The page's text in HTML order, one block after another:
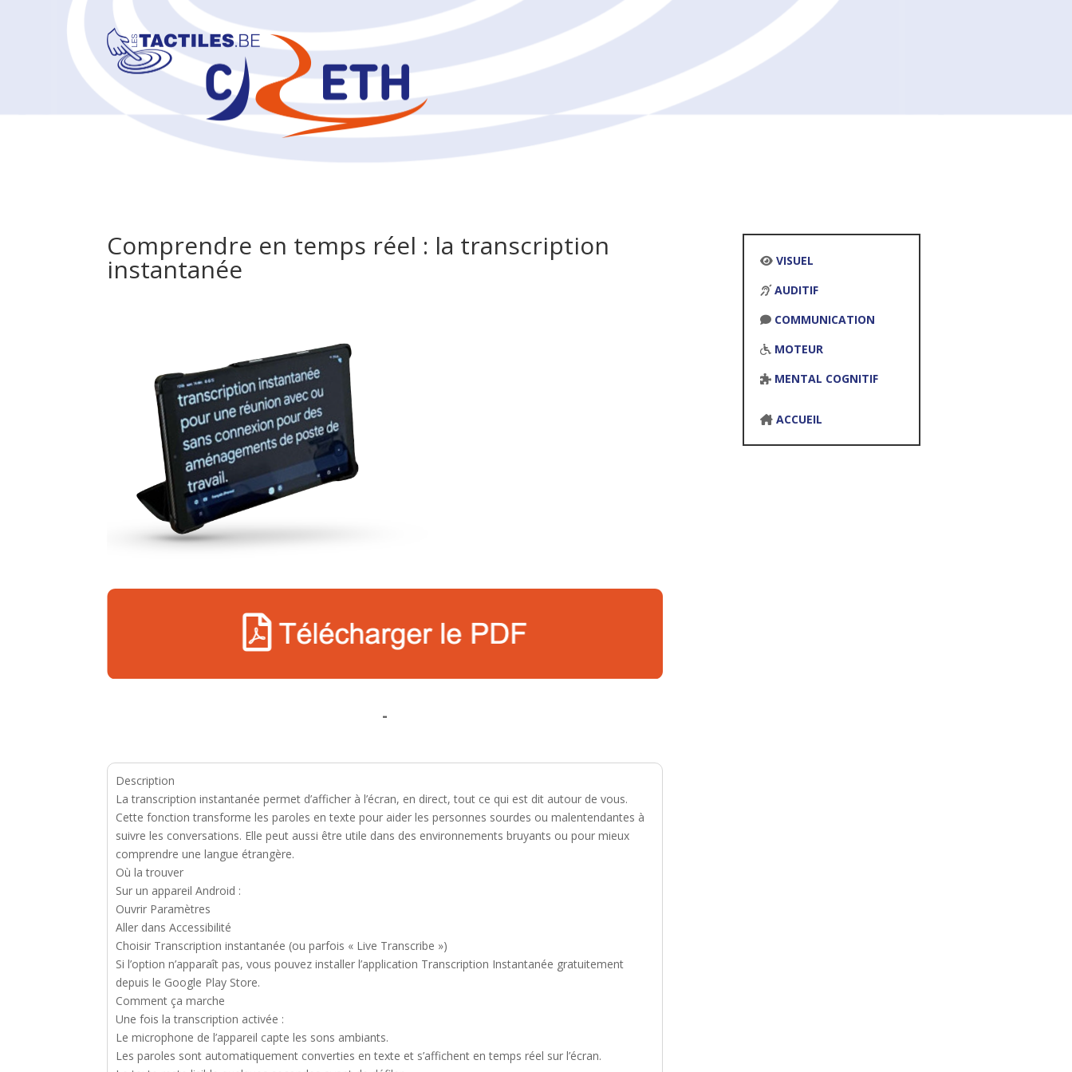
Comprendre en temps réel : la transcription
instantanée
VISUEL
AUDITIF
COMMUNICATION
MOTEUR
MENTAL COGNITIF
ACCUEIL
-
Description
La transcription instantanée permet d’afficher à l’écran, en direct, tout ce qui est dit autour de vous.
Cette fonction transforme les paroles en texte pour aider les personnes sourdes ou malentendantes à
suivre les conversations. Elle peut aussi être utile dans des environnements bruyants ou pour mieux
comprendre une langue étrangère.
Où la trouver
Sur un appareil Android :
Ouvrir Paramètres
Aller dans Accessibilité
Choisir Transcription instantanée (ou parfois « Live Transcribe »)
Si l’option n’apparaît pas, vous pouvez installer l’application Transcription Instantanée gratuitement
depuis le Google Play Store.
Comment ça marche
Une fois la transcription activée :
Le microphone de l’appareil capte les sons ambiants.
Les paroles sont automatiquement converties en texte et s’affichent en temps réel sur l’écran.